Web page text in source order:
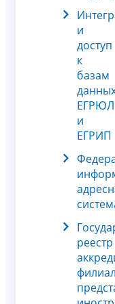
и
доступ
к
базам
ЕГРЮЛ
и
ЕГРИП
реестр